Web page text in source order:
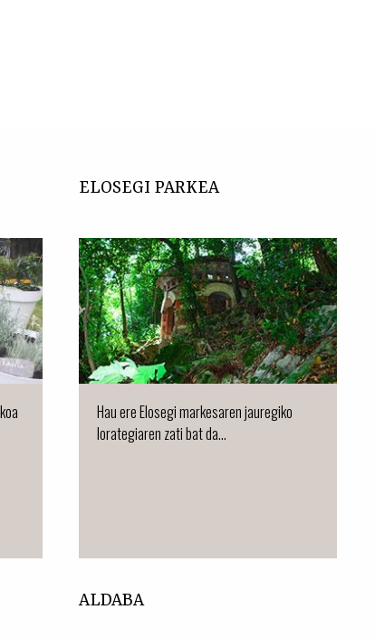
ELOSEGI PARKEA
Hau ere Elosegi markesaren jauregiko
lorategiaren zati bat da...
ALDABA